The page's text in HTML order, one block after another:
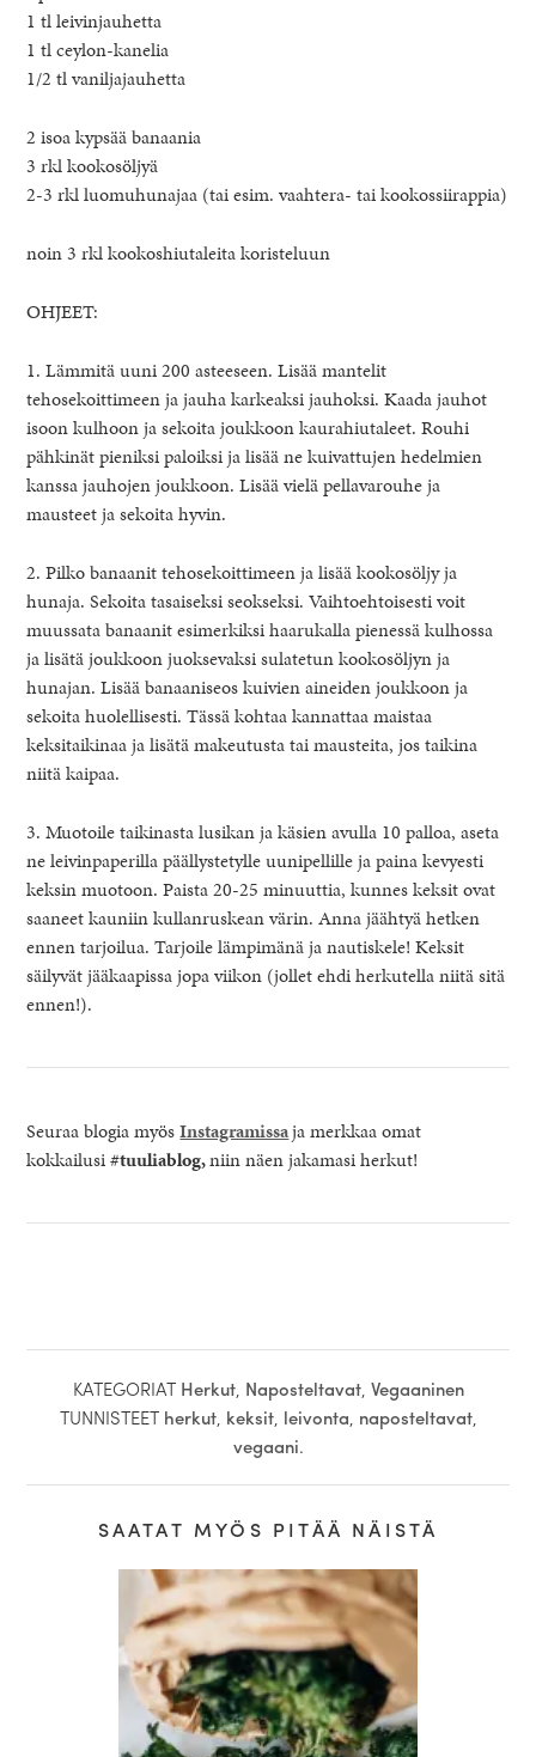
1 tl leivinjauhetta
1 tl ceylon-kanelia
1/2 tl vaniljajauhetta
2 isoa kypsää banaania
3 rkl kookosöljyä
2-3 rkl luomuhunajaa (tai esim. vaahtera- tai kookossiirappia)
noin 3 rkl kookoshiutaleita koristeluun
OHJEET:
1. Lämmitä uuni 200 asteeseen. Lisää mantelit
tehosekoittimeen ja jauha karkeaksi jauhoksi. Kaada jauhot
isoon kulhoon ja sekoita joukkoon kaurahiutaleet. Rouhi
pähkinät pieniksi paloiksi ja lisää ne kuivattujen hedelmien
kanssa jauhojen joukkoon. Lisää vielä pellavarouhe ja
mausteet ja sekoita hyvin.
2. Pilko banaanit tehosekoittimeen ja lisää kookosöljy ja
hunaja. Sekoita tasaiseksi seokseksi. Vaihtoehtoisesti voit
muussata banaanit esimerkiksi haarukalla pienessä kulhossa
ja lisätä joukkoon juoksevaksi sulatetun kookosöljyn ja
hunajan. Lisää banaaniseos kuivien aineiden joukkoon ja
sekoita huolellisesti. Tässä kohtaa kannattaa maistaa
keksitaikinaa ja lisätä makeutusta tai mausteita, jos taikina
niitä kaipaa.
3. Muotoile taikinasta lusikan ja käsien avulla 10 palloa, aseta
ne leivinpaperilla päällystetylle uunipellille ja paina kevyesti
keksin muotoon. Paista 20-25 minuuttia, kunnes keksit ovat
saaneet kauniin kullanruskean värin. Anna jäähtyä hetken
ennen tarjoilua. Tarjoile lämpimänä ja nautiskele! Keksit
säilyvät jääkaapissa jopa viikon (jollet ehdi herkutella niitä sitä
ennen!).
Seuraa blogia myösInstagramissaja merkkaa omat
kokkailusi#tuuliablog,niin näen jakamasi herkut!
KATEGORIAT Herkut, Naposteltavat, Vegaaninen
TUNNISTEET herkut, keksit, leivonta, naposteltavat,
vegaani.
SAATAT MYÖS PITÄÄ NÄISTÄ